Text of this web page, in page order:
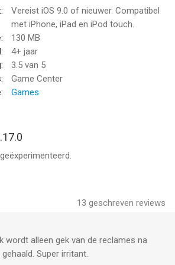
touwen, zuignappen en geheime
uitdaging te klaren.
sterren, ontdek verborgen schatten en
animaties brengen het laboratorium
Om Nom — tot leven.
kinderen, gezinnen en spelers van alle
te beginnen, lastig om te beheersen.
Vereist iOS 9.0 of nieuwer. Compatibel
met iPhone, iPad en iPod touch.
130 MB
4+ jaar
3.5 van 5
Game Center
Games
13 geschreven reviews
wordt alleen gek van de reclames na
Super irritant.